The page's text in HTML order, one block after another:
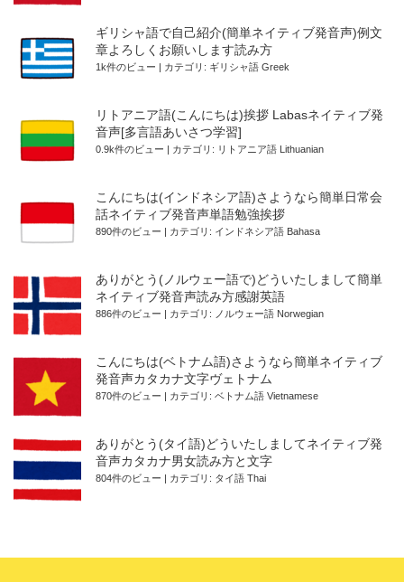
ギリシャ語で自己紹介(簡単ネイティブ発音声)例文
章よろしくお願いします読み方
1k件のビュー カテゴリ: ギリシャ語 Greek
リトアニア語(こんにちは)挨拶 Labasネイティブ発
音声[多言語あいさつ学習]
0.9k件のビュー カテゴリ: リトアニア語 Lithuanian
こんにちは(インドネシア語)さようなら簡単日常会
話ネイティブ発音声単語勉強挨拶
890件のビュー カテゴリ: インドネシア語 Bahasa
ありがとう(ノルウェー語で)どういたしまして簡単
ネイティブ発音声読み方感謝英語
886件のビュー カテゴリ: ノルウェー語 Norwegian
こんにちは(ベトナム語)さようなら簡単ネイティブ
発音声カタカナ文字ヴェトナム
870件のビュー カテゴリ: ベトナム語 Vietnamese
ありがとう(タイ語)どういたしましてネイティブ発
音声カタカナ男女読み方と文字
804件のビュー カテゴリ: タイ語 Thai